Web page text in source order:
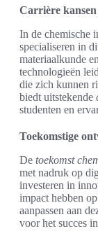
Carrière
In de chemische
specialiseren in
materiaalkunde
technologieën
die zich kunnen
biedt uitstekende
studenten en
Toekomstige
De toekomst
met nadruk op
investeren in
impact hebben
aanpassen aan
voor het succes